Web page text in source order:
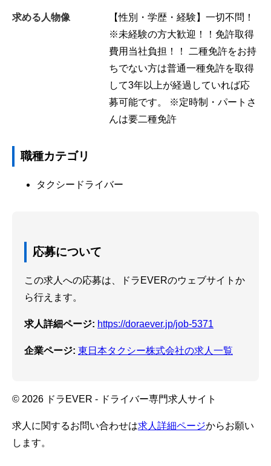
求める人物像
【性別・学歴・経験】一切不問！
※未経験の方大歓迎！！免許取得
費用当社負担！！ 二種免許をお持
ちでない方は普通一種免許を取得
して3年以上が経過していれば応
募可能です。 ※定時制・パートさ
んは要二種免許
職種カテゴリ
タクシードライバー
応募について
この求人への応募は、ドラEVERのウェブサイトか
ら行えます。
求人詳細ページ: https://doraever.jp/job-5371
企業ページ: 東日本タクシー株式会社の求人一覧
© 2026 ドラEVER - ドライバー専門求人サイト
求人に関するお問い合わせは求人詳細ページからお願い
します。